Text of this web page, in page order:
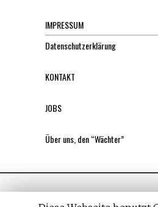
IMPRESSUM
Datenschutzerklärung
KONTAKT
JOBS
Über uns, den “Wächter”